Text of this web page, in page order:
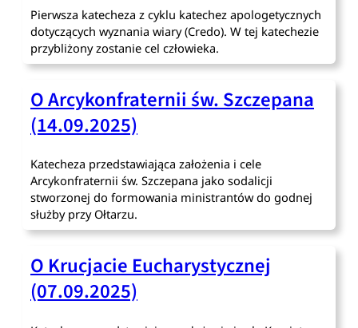
Pierwsza katecheza z cyklu katechez apologetycznych
dotyczących wyznania wiary (Credo). W tej katechezie
przybliżony zostanie cel człowieka.
O Arcykonfraternii św. Szczepana
(14.09.2025)
Katecheza przedstawiająca założenia i cele
Arcykonfraternii św. Szczepana jako sodalicji
stworzonej do formowania ministrantów do godnej
służby przy Ołtarzu.
O Krucjacie Eucharystycznej
(07.09.2025)